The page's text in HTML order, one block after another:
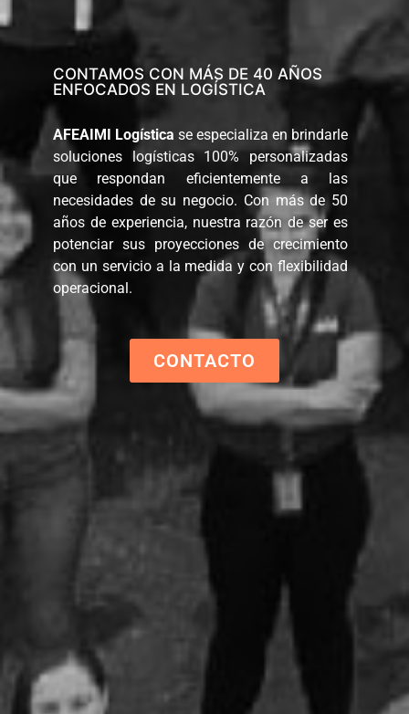
CONTAMOS CON MÁS DE 40 AÑOS
ENFOCADOS EN LOGÍSTICA
AFEAIMI Logística se especializa en brindarle
soluciones logísticas 100% personalizadas
que respondan eficientemente a las
necesidades de su negocio. Con más de 50
años de experiencia, nuestra razón de ser es
potenciar sus proyecciones de crecimiento
con un servicio a la medida y con flexibilidad
operacional.
CONTACTO